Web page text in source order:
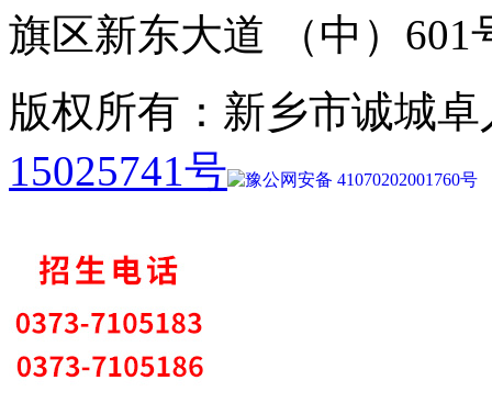
旗区新东大道 （中）601
版权所有：新乡市诚城
15025741号
豫公网安备 41070202001760号